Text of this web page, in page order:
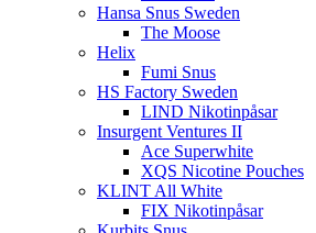
Hansa Snus Sweden
The Moose
Helix
Fumi Snus
HS Factory Sweden
LIND Nikotinpåsar
Insurgent Ventures II
Ace Superwhite
XQS Nicotine Pouches
KLINT All White
FIX Nikotinpåsar